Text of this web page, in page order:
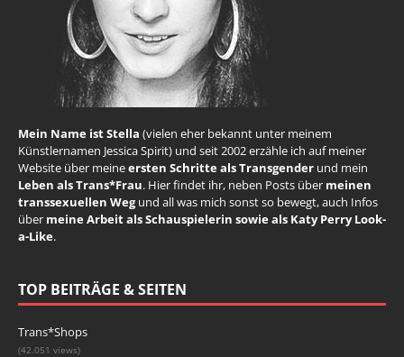
Mein Name ist Stella (vielen eher bekannt unter meinem
Künstlernamen Jessica Spirit) und seit 2002 erzähle ich auf meiner
Website über meineersten Schritte als Transgender und mein
Leben als Trans*Frau. Hier findet ihr, neben Posts über meinen
transsexuellen Wegund all was mich sonst so bewegt, auch Infos
über meine Arbeit als Schauspielerin sowie als Katy Perry Look-
a-Like.
TOP BEITRÄGE & SEITEN
Trans*Shops
(42.051 views)